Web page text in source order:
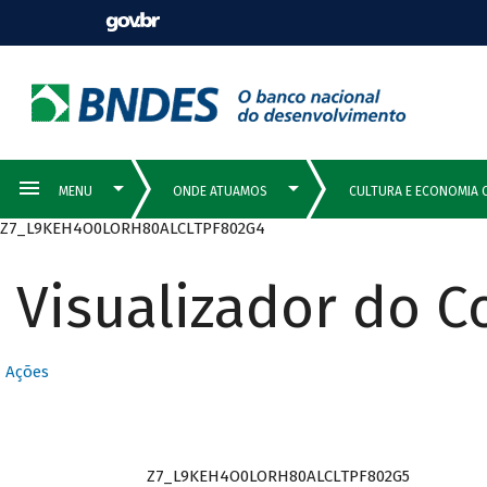
Z7_L9KEH4O0LORH80ALCLTPF802G4
Visualizador do
Ações
Z7_L9KEH4O0LORH80ALCLTPF802G5